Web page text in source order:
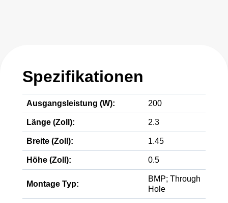
Spezifikationen
Ausgangsleistung (W): 200
Länge (Zoll): 2.3
Breite (Zoll): 1.45
Höhe (Zoll): 0.5
Montage Typ:
BMP; Through
Hole